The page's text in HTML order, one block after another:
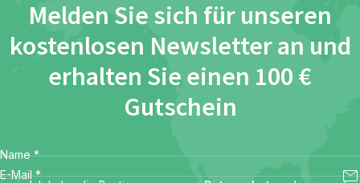
Melden Sie sich für unseren
kostenlosen Newsletter an und
erhalten Sie einen 100 €
Gutschein
Name *
E-Mail *